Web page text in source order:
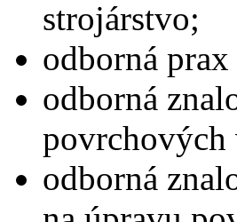
strojárstvo;
odborná
­odborná
povrchových
odborná